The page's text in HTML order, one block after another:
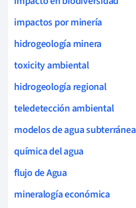
impactos por minería
hidrogeología minera
toxicity ambiental
hidrogeología regional
teledetección ambiental
modelos de agua subterránea
química del agua
flujo de Agua
mineralogía económica